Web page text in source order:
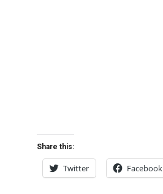
Share this:
Twitter Facebook